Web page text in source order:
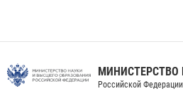
МИНИСТЕРСТВО
Российской Федерации